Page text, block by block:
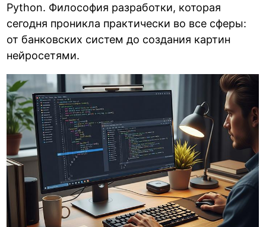
Python. Философия разработки, которая
сегодня проникла практически во все сферы:
от банковских систем до создания картин
нейросетями.